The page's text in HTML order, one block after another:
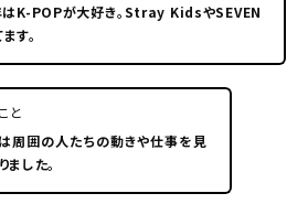
はK-POPが大好き。Stray KidsやSEVEN
す。
と
周囲の人たちの動きや仕事を見
ました。